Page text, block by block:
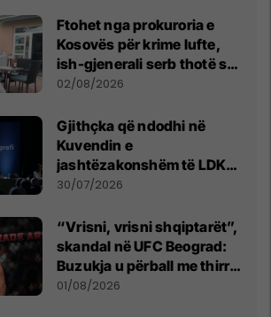
Ftohet nga prokuroria e
Kosovës për krime lufte,
ish-gjenerali serb thotë se
dikush e tradhtoi në
02/08/2026
Gjithçka që ndodhi në
Kuvendin e
jashtëzakonshëm të LDK-
së
30/07/2026
“Vrisni, vrisni shqiptarët”,
skandal në UFC Beograd:
Buzukja u përball me thirrje
anti-shqiptare nga
01/08/2026